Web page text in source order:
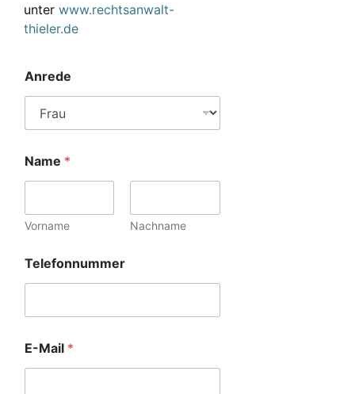
unter www.rechtsanwalt-
thieler.de
Anrede
Name *
Vorname Nachname
Telefonnummer
E-Mail *